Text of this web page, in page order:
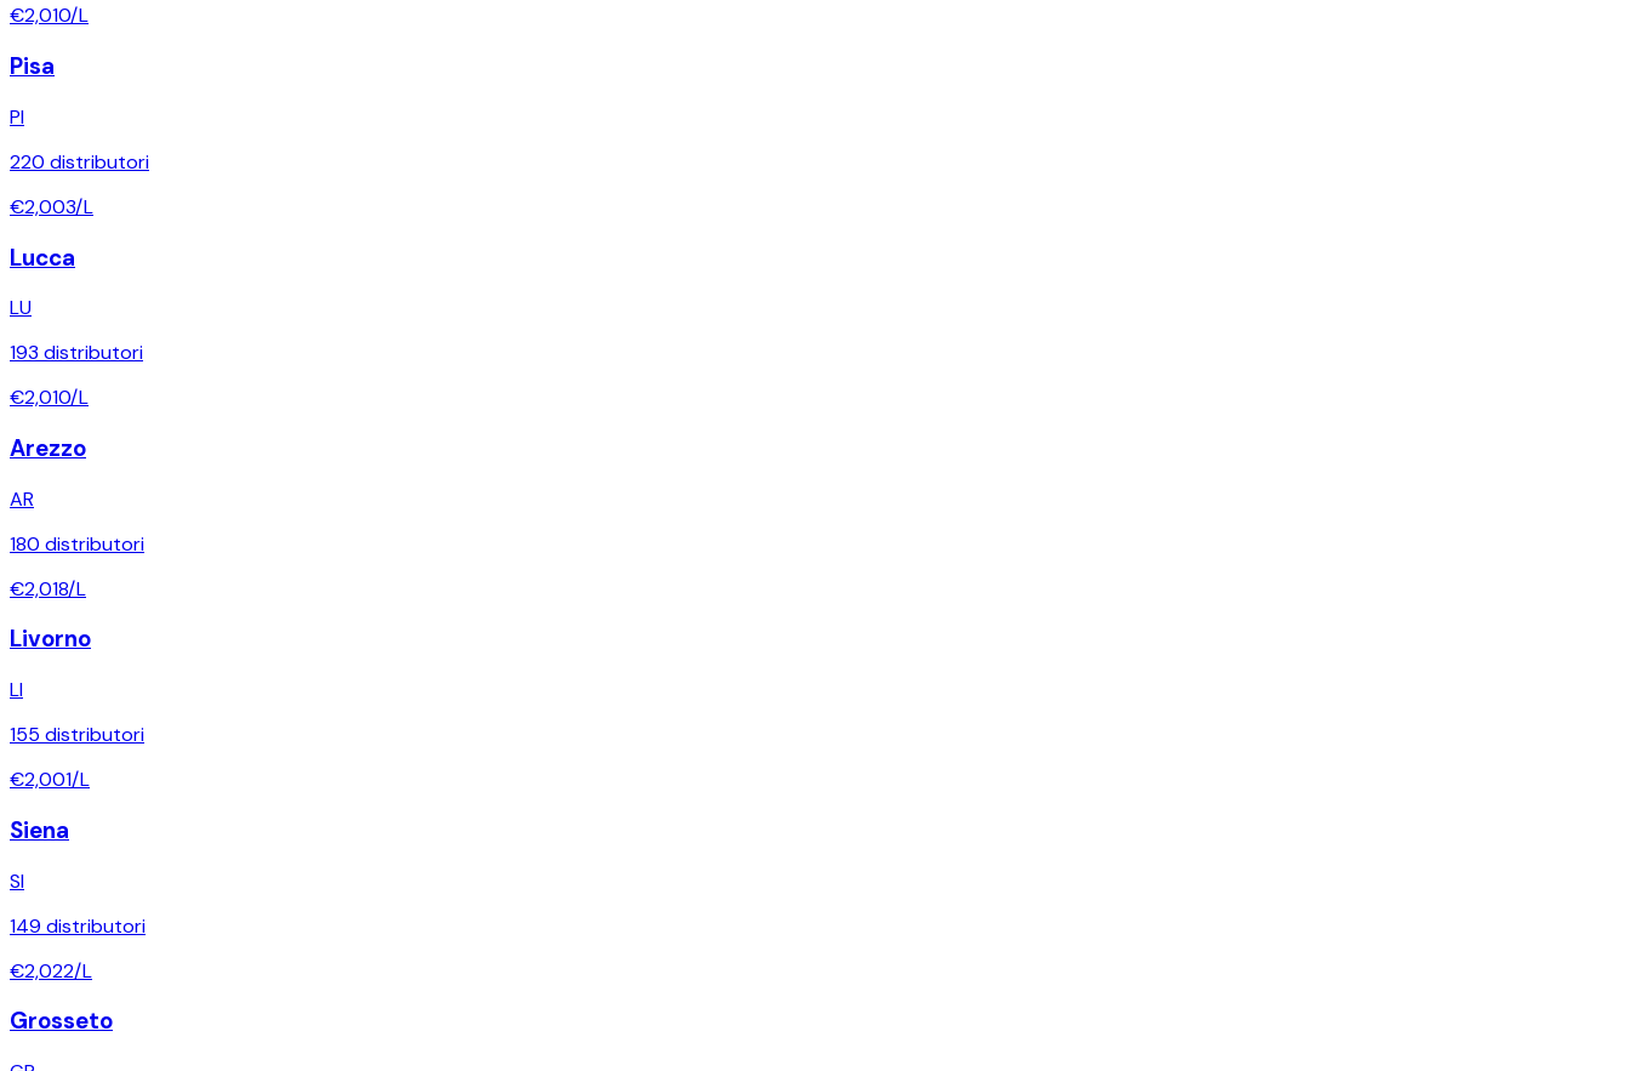
€2,010/L
Pisa
PI
220 distributori
€2,003/L
Lucca
LU
193 distributori
€2,010/L
Arezzo
AR
180 distributori
€2,018/L
Livorno
LI
155 distributori
€2,001/L
Siena
SI
149 distributori
€2,022/L
Grosseto